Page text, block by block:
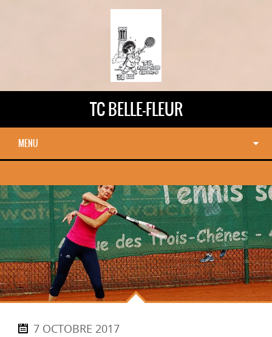
TC BELLE-FLEUR
MENU
7 OCTOBRE 2017